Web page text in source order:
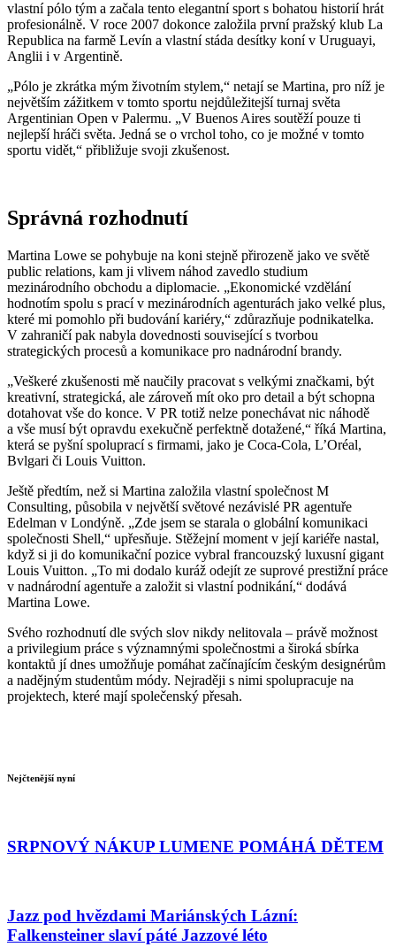
vlastní pólo tým a začala tento elegantní sport s bohatou historií hrát
profesionálně. V roce 2007 dokonce založila první pražský klub La
Republica na farmě Levín a vlastní stáda desítky koní v Uruguayi,
Anglii i v Argentině.
„Pólo je zkrátka mým životním stylem,“ netají se Martina, pro níž je
největším zážitkem v tomto sportu nejdůležitejší turnaj světa
Argentinian Open v Palermu. „V Buenos Aires soutěží pouze ti
nejlepší hráči světa. Jedná se o vrchol toho, co je možné v tomto
sportu vidět,“ přibližuje svoji zkušenost.
Správná rozhodnutí
Martina Lowe se pohybuje na koni stejně přirozeně jako ve světě
public relations, kam ji vlivem náhod zavedlo studium
mezinárodního obchodu a diplomacie. „Ekonomické vzdělání
hodnotím spolu s prací v mezinárodních agenturách jako velké plus,
které mi pomohlo při budování kariéry,“ zdůrazňuje podnikatelka.
V zahraničí pak nabyla dovednosti související s tvorbou
strategických procesů a komunikace pro nadnárodní brandy.
„Veškeré zkušenosti mě naučily pracovat s velkými značkami, být
kreativní, strategická, ale zároveň mít oko pro detail a být schopna
dotahovat vše do konce. V PR totiž nelze ponechávat nic náhodě
a vše musí být opravdu exekučně perfektně dotažené,“ říká Martina,
která se pyšní spoluprací s firmami, jako je Coca-Cola, L’Oréal,
Bvlgari či Louis Vuitton.
Ještě předtím, než si Martina založila vlastní společnost M
Consulting, působila v největší světové nezávislé PR agentuře
Edelman v Londýně. „Zde jsem se starala o globální komunikaci
společnosti Shell,“ upřesňuje. Stěžejní moment v její kariéře nastal,
když si ji do komunikační pozice vybral francouzský luxusní gigant
Louis Vuitton. „To mi dodalo kuráž odejít ze suprové prestižní práce
v nadnárodní agentuře a založit si vlastní podnikání,“ dodává
Martina Lowe.
Svého rozhodnutí dle svých slov nikdy nelitovala – právě možnost
a privilegium práce s významnými společnostmi a široká sbírka
kontaktů jí dnes umožňuje pomáhat začínajícím českým designérům
a nadějným studentům módy. Nejraději s nimi spolupracuje na
projektech, které mají společenský přesah.
Nejčtenější nyní
SRPNOVÝ NÁKUP LUMENE POMÁHÁ DĚTEM
Jazz pod hvězdami Mariánských Lázní:
Falkensteiner slaví páté Jazzové léto